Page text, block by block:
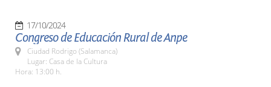
17/10/2024
Congreso de Educación Rural de Anpe
Ciudad Rodrigo (Salamanca)
Lugar: Casa de la Cultura
Hora: 13:00 h.